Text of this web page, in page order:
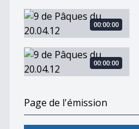
9 de Pâques du 20.04.12
00:00:00
9 de Pâques du 20.04.12
00:00:00
Page de l'émission